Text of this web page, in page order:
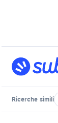
Ricerche simili